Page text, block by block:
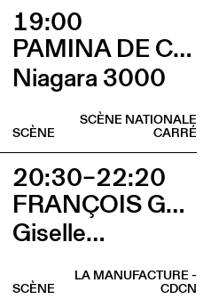
19:00
PAMINA DE COULON
Niagara 3000
SCÈNE NATIONALE
CARRÉ
SCÈNE
20:30–22:20
FRANÇOIS GREMAUD / 2B COMPANY
Giselle…
LA MANUFACTURE -
CDCN
SCÈNE